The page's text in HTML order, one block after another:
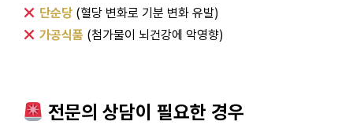
단순당 (혈당 변화로 기분 변화 유발)
가공식품 (첨가물이 뇌건강에 악영향)
전문의 상담이 필요한 경우